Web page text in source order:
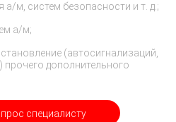
специалисту
а/м, систем безопасности и т. д.;
а/м;
(автосигнализаций,
дополнительного